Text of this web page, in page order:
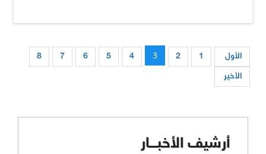
الأول 1
2
3
4
5
6
7
8
الأخير
أرشيف الأخبـــار